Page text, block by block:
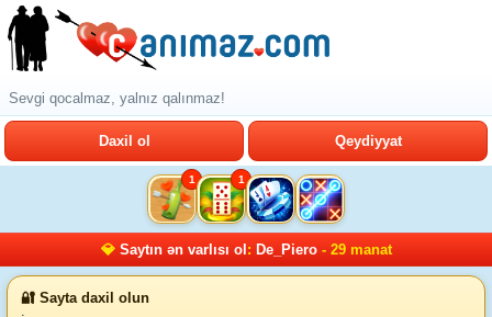
Sevgi qocalmaz, yalnız qalınmaz!
Daxil ol Qeydiyyat
1 1
💎 Saytın ən varlısı ol : De_Piero- 29 manat
🔐 Sayta daxil olun